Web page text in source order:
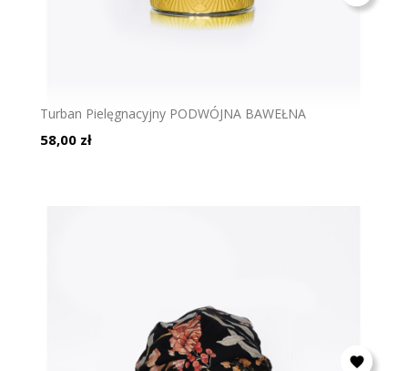
Turban Pielęgnacyjny PODWÓJNA BAWEŁNA
Cena
58,00 zł
